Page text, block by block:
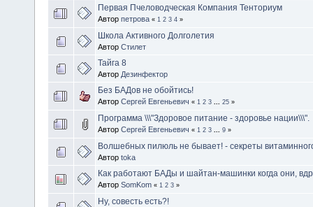
Первая Пчеловодческая Компания Тенториум
Автор петрова « 1 2 3 4 »
Школа Активного Долголетия
Автор Стилет
Тайга 8
Автор Дезинфектор
Без БАДов не обойтись!
Автор Сергей Евгеньевич « 1 2 3 25 »
Программа \\\"Здоровое питание - здоровье нации\\\".
Автор Сергей Евгеньевич « 1 2 3 9 »
Волшебных пилюль не бывает! - секреты
Автор toka
Как работают БАДы и шайтан-машинки когда они,
Автор SomKom « 1 2 3 »
Ну, совесть есть?!